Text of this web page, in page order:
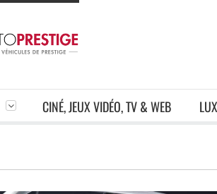
CINÉ, JEUX VIDÉO, TV & WEB